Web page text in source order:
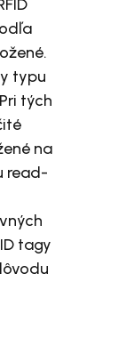
typu
tých
na
read-
tagy